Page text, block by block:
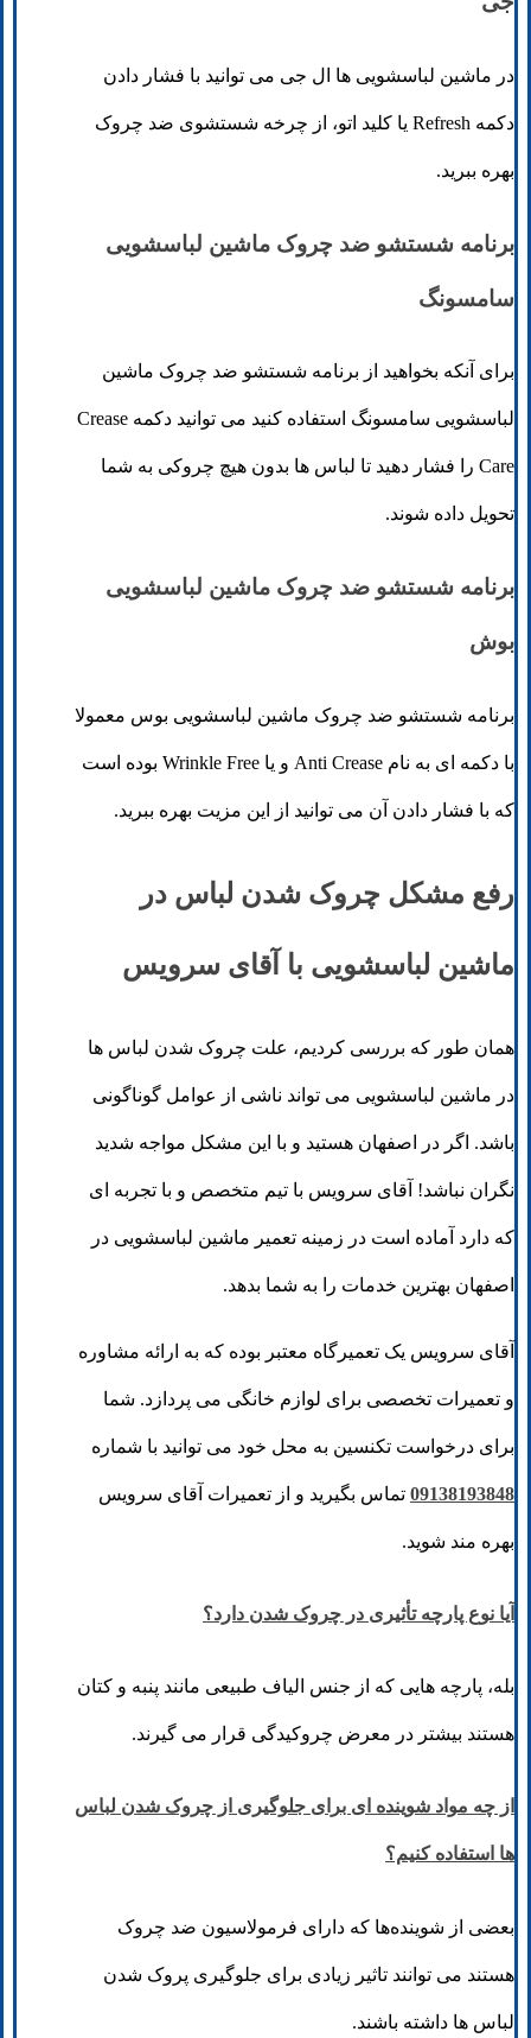
در ماشین لباسشویی ها ال جی می توانید با فشار دادن
دکمه Refresh یا کلید اتو، از چرخه شستشوی ضد چروک
بهره ببرید.
برنامه شستشو ضد چروک ماشین لباسشویی
سامسونگ
برای آنکه بخواهید از برنامه شستشو ضد چروک ماشین
لباسشویی سامسونگ استفاده کنید می توانید دکمه Crease
Care را فشار دهید تا لباس ها بدون هیچ چروکی به شما
تحویل داده شوند.
برنامه شستشو ضد چروک ماشین لباسشویی
بوش
برنامه شستشو ضد چروک ماشین لباسشویی بوس معمولا
با دکمه ای به نام Anti Crease و یا Wrinkle Free بوده است
که با فشار دادن آن می توانید از این مزیت بهره ببرید.
رفع مشکل چروک شدن لباس در
ماشین لباسشویی با آقای سرویس
همان طور که بررسی کردیم، علت چروک شدن لباس ها
در ماشین لباسشویی می تواند ناشی از عوامل گوناگونی
باشد. اگر در اصفهان هستید و با این مشکل مواجه شدید
نگران نباشد! آقای سرویس با تیم متخصص و با تجربه ای
که دارد آماده است در زمینه تعمیر ماشین لباسشویی در
اصفهان بهترین خدمات را به شما بدهد.
آقای سرویس یک تعمیرگاه معتبر بوده که به ارائه مشاوره
و تعمیرات تخصصی برای لوازم خانگی می پردازد. شما
برای درخواست تکنسین به محل خود می توانید با شماره
09138193848 تماس بگیرید و از تعمیرات آقای سرویس
بهره مند شوید.
آیا نوع پارچه تأثیری در چروک شدن دارد؟
بله، پارچه هایی که از جنس الیاف طبیعی مانند پنبه و کتان
هستند بیشتر در معرض چروکیدگی قرار می گیرند.
از چه مواد شوینده ای برای جلوگیری از چروک شدن لباس
ها استفاده کنیم؟
بعضی از شوینده‌ها که دارای فرمولاسیون ضد چروک
هستند می توانند تاثیر زیادی برای جلوگیری پروک شدن
لباس ها داشته باشند.